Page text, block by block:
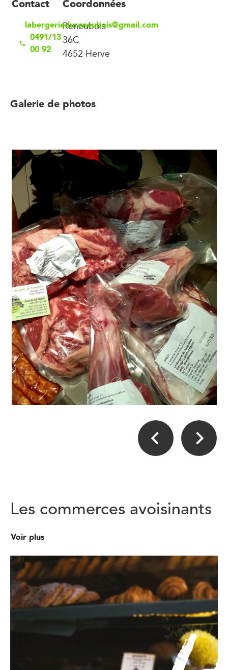
labergeriedureneubois@gmail.com
0491/13
00 92
Reneubois
36C
4652 Herve
Galerie de photos
Les commerces avoisinants
Voir plus